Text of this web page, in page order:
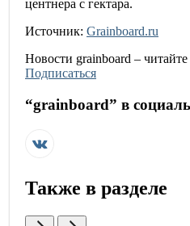
центнера с гектара.
Источник: Grainboard.ru
Новости grainboard –
Подписаться
“grainboard” в
Также в разделе